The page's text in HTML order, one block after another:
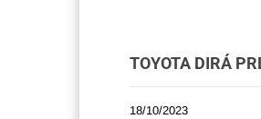
TOYOTA DIRÁ
18/10/2023